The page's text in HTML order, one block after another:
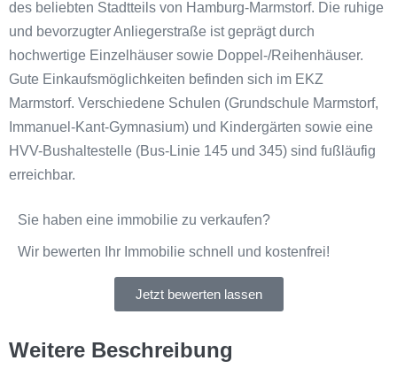
des beliebten Stadtteils von Hamburg-Marmstorf. Die ruhige
und bevorzugter Anliegerstraße ist geprägt durch
hochwertige Einzelhäuser sowie Doppel-/Reihenhäuser.
Gute Einkaufsmöglichkeiten befinden sich im EKZ
Marmstorf. Verschiedene Schulen (Grundschule Marmstorf,
Immanuel-Kant-Gymnasium) und Kindergärten sowie eine
HVV-Bushaltestelle (Bus-Linie 145 und 345) sind fußläufig
erreichbar.
Sie haben eine immobilie zu verkaufen?
Wir bewerten Ihr Immobilie schnell und kostenfrei!
Jetzt bewerten lassen
Weitere Beschreibung